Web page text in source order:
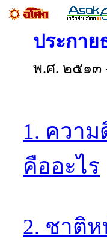
ประกาย
พ.ศ. ๒๕๑๓
1. ควา
คืออะไร
2. ชาติ